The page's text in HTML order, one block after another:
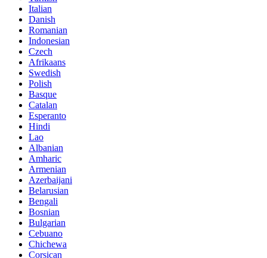
Italian
Danish
Romanian
Indonesian
Czech
Afrikaans
Swedish
Polish
Basque
Catalan
Esperanto
Hindi
Lao
Albanian
Amharic
Armenian
Azerbaijani
Belarusian
Bengali
Bosnian
Bulgarian
Cebuano
Chichewa
Corsican